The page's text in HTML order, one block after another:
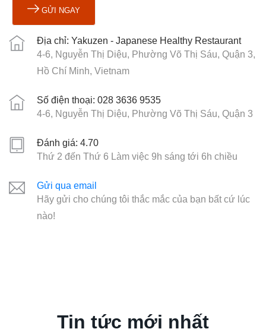
GỬI NGAY
Địa chỉ: Yakuzen - Japanese Healthy Restaurant
4-6, Nguyễn Thị Diệu, Phường Võ Thị Sáu, Quận 3,
Hồ Chí Minh, Vietnam
Số điện thoại: 028 3636 9535
4-6, Nguyễn Thị Diệu, Phường Võ Thị Sáu, Quận 3
Đánh giá: 4.70
Thứ 2 đến Thứ 6 Làm việc 9h sáng tới 6h chiều
Gửi qua email
Hãy gửi cho chúng tôi thắc mắc của bạn bất cứ lúc
nào!
Tin tức mới nhất